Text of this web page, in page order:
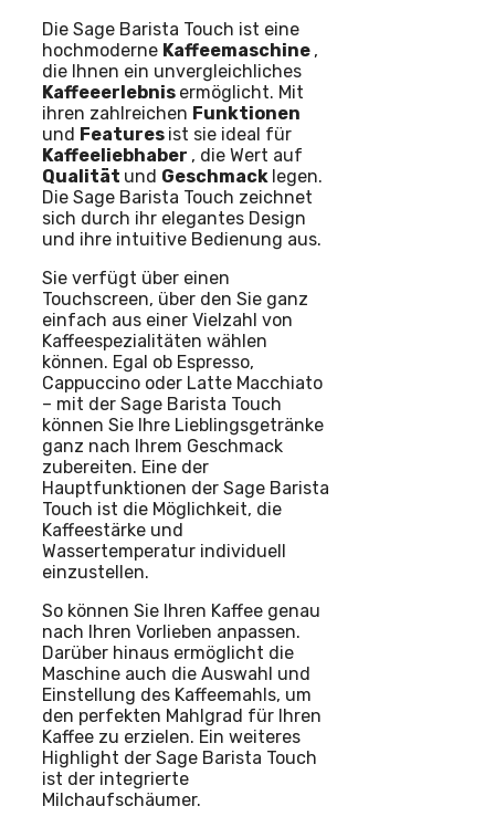
Die Sage Barista Touch ist eine
hochmoderne Kaffeemaschine ,
die Ihnen ein unvergleichliches
Kaffeeerlebnis ermöglicht. Mit
ihren zahlreichen Funktionen
und Features ist sie ideal für
Kaffeeliebhaber , die Wert auf
Qualität und Geschmack legen.
Die Sage Barista Touch zeichnet
sich durch ihr elegantes Design
und ihre intuitive Bedienung aus.
Sie verfügt über einen
Touchscreen, über den Sie ganz
einfach aus einer Vielzahl von
Kaffeespezialitäten wählen
können. Egal ob Espresso,
Cappuccino oder Latte Macchiato
– mit der Sage Barista Touch
können Sie Ihre Lieblingsgetränke
ganz nach Ihrem Geschmack
zubereiten. Eine der
Hauptfunktionen der Sage Barista
Touch ist die Möglichkeit, die
Kaffeestärke und
Wassertemperatur individuell
einzustellen.
So können Sie Ihren Kaffee genau
nach Ihren Vorlieben anpassen.
Darüber hinaus ermöglicht die
Maschine auch die Auswahl und
Einstellung des Kaffeemahls, um
den perfekten Mahlgrad für Ihren
Kaffee zu erzielen. Ein weiteres
Highlight der Sage Barista Touch
ist der integrierte
Milchaufschäumer.